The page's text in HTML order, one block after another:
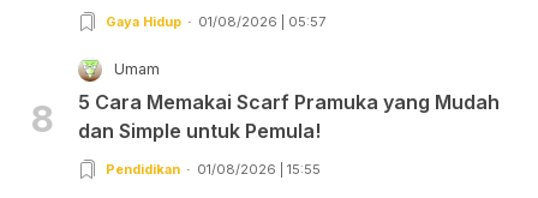
Gaya Hidup 01/08/2026 | 05:57
8
Umam
5 Cara Memakai Scarf Pramuka yang Mudah
dan Simple untuk Pemula!
Pendidikan 01/08/2026 | 15:55